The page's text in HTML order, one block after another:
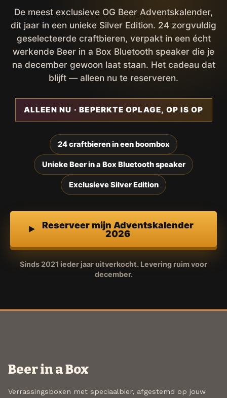
De meest exclusieve OG Beer Adventskalender,
dit jaar in een unieke Silver Edition. 24 zorgvuldig
geselecteerde craftbieren, verpakt in een écht
werkende Beer in a Box Bluetooth speaker die je
na december gewoon laat staan. Het cadeau dat
blijft — alleen nu te reserveren.
ALLEEN NU · BEPERKTE OPLAGE, OP IS OP
24 craftbieren in een boombox
Unieke Beer in a Box Bluetooth speaker
Exclusieve Silver Edition
Reserveer mijn Adventskalender
2026
Sinds 2021 ieder jaar uitverkocht. Levering ruim voor
december.
Beer in a Box
Verrassingsboxen met speciaalbier, afgestemd op jouw